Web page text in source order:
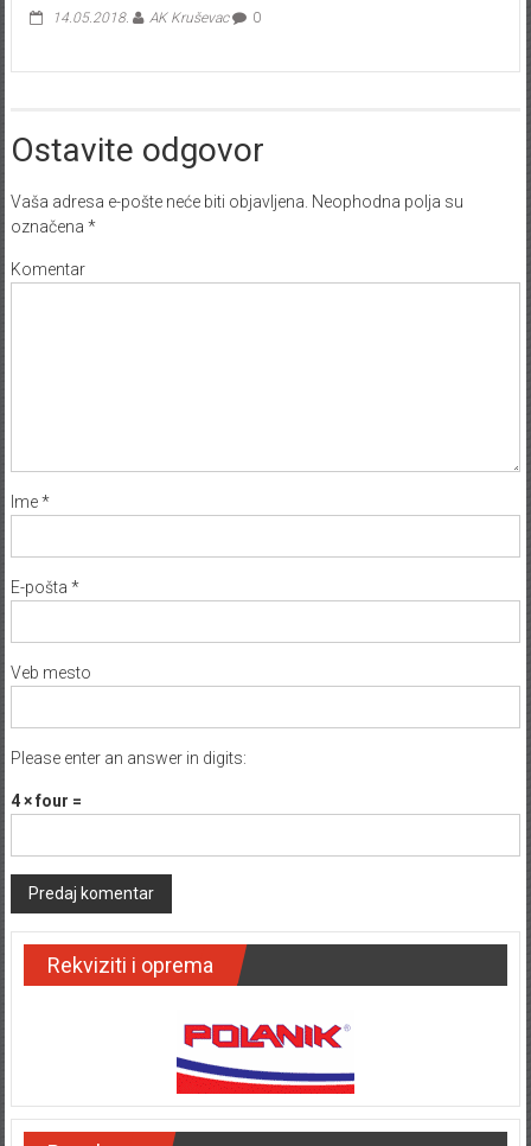
14.05.2018. AK Kruševac 0
Ostavite odgovor
Vaša adresa e-pošte neće biti objavljena. Neophodna polja su
označena *
Komentar
Ime*
E-pošta *
Veb mesto
Please enter an answer in digits:
4 × four =
Rekviziti i oprema